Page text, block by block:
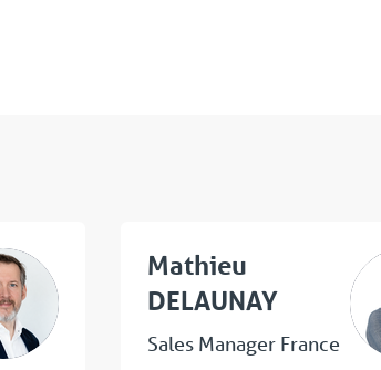
Mathieu
DELAUNAY
Sales Manager France